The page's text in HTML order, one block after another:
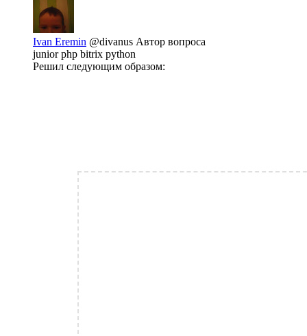
Ivan Eremin @divanus Автор вопроса
junior php bitrix python
Решил следующим образом: